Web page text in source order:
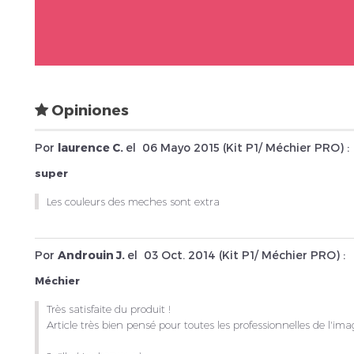
Opiniones
Por laurence C. el 06 Mayo 2015 (Kit P1/ Méchier PRO) :
super
Les couleurs des meches sont extra
Por Androuin J. el 03 Oct. 2014 (Kit P1/ Méchier PRO) :
Méchier
Très satisfaite du produit !
Article très bien pensé pour toutes les professionnelles de